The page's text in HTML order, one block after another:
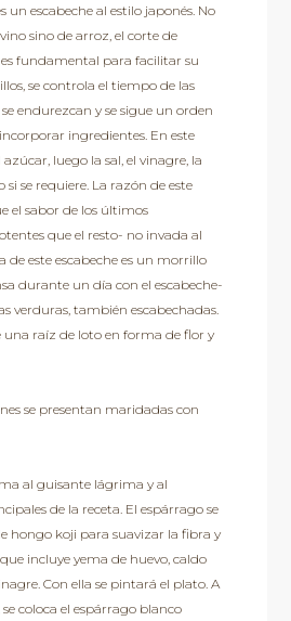
un escabeche al estilo japonés. No
sino de arroz, el corte de
es fundamental para facilitar su
se controla el tiempo de las
endurezcan y se sigue un orden
ingredientes. En este
luego la sal, el vinagre, la
si se requiere. La razón de este
el sabor de los últimos
que el resto- no invada al
de este escabeche es un morrillo
durante un día con el escabeche-
verduras, también escabechadas.
una raíz de loto en forma de flor y
se presentan maridadas con
al guisante lágrima y al
de la receta. El espárrago se
hongo koji para suavizar la fibra y
incluye yema de huevo, caldo
Con ella se pintará el plato. A
coloca el espárrago blanco